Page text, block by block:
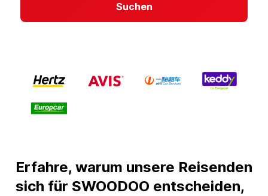
Suchen
Erfahre, warum unsere Reisenden
sich für SWOODOO entscheiden,